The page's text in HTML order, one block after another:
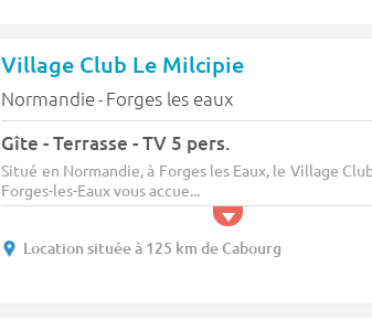
Village Club Le Milcipie
Normandie- Forges les eaux
Gîte - Terrasse - TV 5 pers.
Situé en Normandie, à Forges les Eaux, le Village
Forges-les-Eaux vous accue...
Location située à 125 km de Cabourg